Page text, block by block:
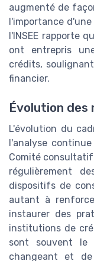
augmenté de
l'importance
l'INSEE rapporte
ont entrepris
crédits,
financier.
Évolution des
L'évolution du
l'analyse
Comité consultatif
régulièrement
dispositifs de
autant à
instaurer des
institutions de
sont souvent le
changeant et